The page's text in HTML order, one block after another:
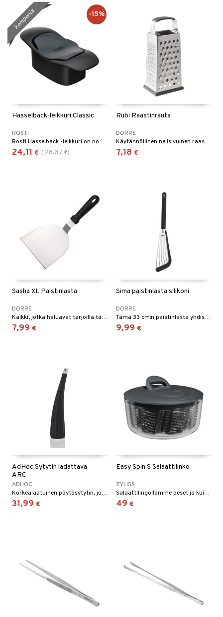
Hasselback-leikkuri Classic
ROSTI
Rosti Hasselback -leikkuri on nopea ja tehokas työkalu terävien, säännöllisten viiltojen tekemiseen perunoihin ja muihin juureksiin.
24,11 € ( 28,37 €)
kampanja -15%
Rubi Raastinrauta
DORRE
Käytännöllinen nelisivuinen raastinrauta, jossa on erilaisia raastinpintoja juustolle, vihanneksille ja juureksille.
7,18 €
Sasha XL Paistinlasta
DORRE
Kaikki, jotka haluavat tarjoilla täydellisiä smashburgereita, tarvitsevat kunnollisen paistinlastan tähän tarkoitukseen.
7,99 €
Sima paistinlasta silikoni
DORRE
Tämä 33 cm:n paistinlasta yhdistää toiminnallisuuden ja hellävaraisen käsittelyn.
9,99 €
AdHoc Sytytin ladattava
ARC
ADHOC
Korkealaatuinen pöytäsytytin, jossa on sähköllä luotu valokaari kaasun sijaan, turvallinen ja kätevä vaihtoehto perinteisille malleille.
31,99 €
Easy Spin S Salaattilinko
ZYLISS
Salaattilingollamme peset ja kuivaat salaatin sekunneissa.
49 €